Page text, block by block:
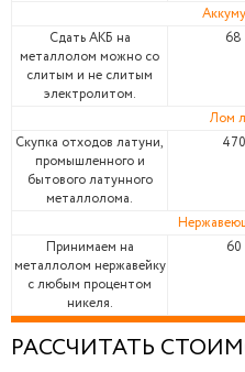
Сдать АКБ на
металлолом можно со
слитым и не слитым
электролитом.
68
Лом
Скупка отходов латуни,
промышленного и
бытового латунного
металлолома.
Принимаем на
металлолом нержавейку
с любым процентом
никеля.
60
РАССЧИТАТЬ